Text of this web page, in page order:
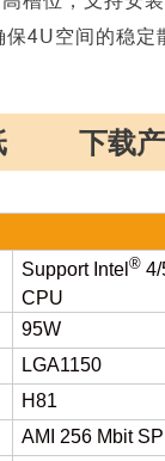
4U空间的稳定
下载
Support Intel ® 4/
CPU
95W
LGA1150
H81
AMI 256 Mbit SPI